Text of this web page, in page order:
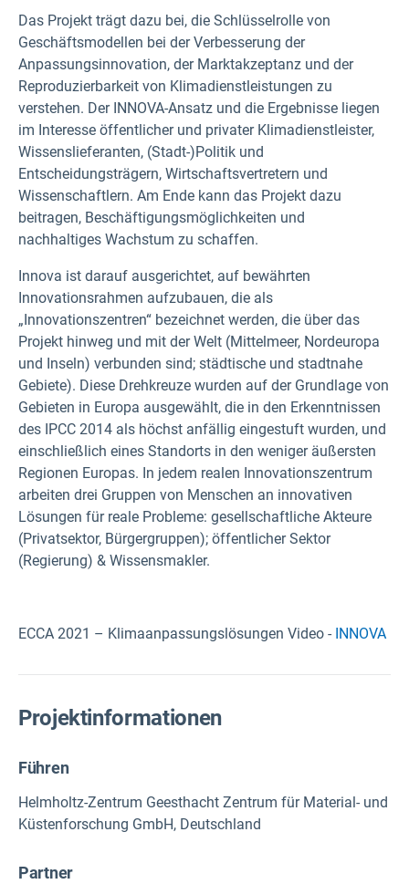
Das Projekt trägt dazu bei, die Schlüsselrolle von
Geschäftsmodellen bei der Verbesserung der
Anpassungsinnovation, der Marktakzeptanz und der
Reproduzierbarkeit von Klimadienstleistungen zu
verstehen. Der INNOVA-Ansatz und die Ergebnisse liegen
im Interesse öffentlicher und privater Klimadienstleister,
Wissenslieferanten, (Stadt-)Politik und
Entscheidungsträgern, Wirtschaftsvertretern und
Wissenschaftlern. Am Ende kann das Projekt dazu
beitragen, Beschäftigungsmöglichkeiten und
nachhaltiges Wachstum zu schaffen.
Innova ist darauf ausgerichtet, auf bewährten
Innovationsrahmen aufzubauen, die als
„Innovationszentren“ bezeichnet werden, die über das
Projekt hinweg und mit der Welt (Mittelmeer, Nordeuropa
und Inseln) verbunden sind; städtische und stadtnahe
Gebiete). Diese Drehkreuze wurden auf der Grundlage von
Gebieten in Europa ausgewählt, die in den Erkenntnissen
des IPCC 2014 als höchst anfällig eingestuft wurden, und
einschließlich eines Standorts in den weniger äußersten
Regionen Europas. In jedem realen Innovationszentrum
arbeiten drei Gruppen von Menschen an innovativen
Lösungen für reale Probleme: gesellschaftliche Akteure
(Privatsektor, Bürgergruppen); öffentlicher Sektor
(Regierung) & Wissensmakler.
ECCA 2021 – Klimaanpassungslösungen Video - INNOVA
Projektinformationen
Führen
Helmholtz-Zentrum Geesthacht Zentrum für Material- und
Küstenforschung GmbH, Deutschland
Partner